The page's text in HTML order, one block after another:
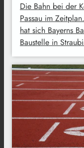
Die Bahn bei der
Passau im
hat sich Bayerns
Baustelle in